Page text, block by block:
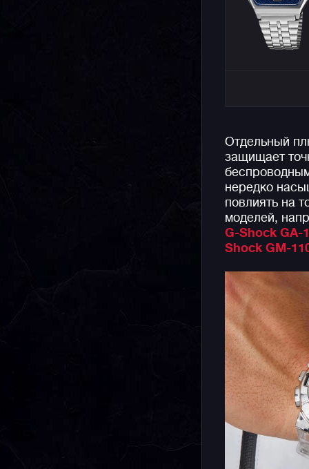
Отдельный
защищает
нередко
повлиять на
моделей,
G-Shock GA-
Shock GM-